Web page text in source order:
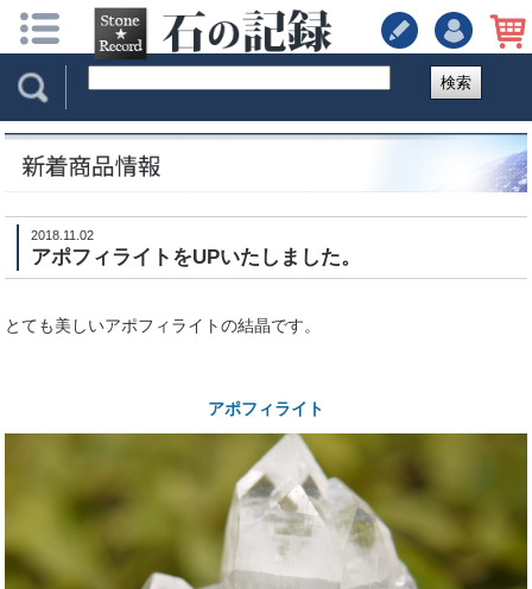
検索
2018.11.02
アポフィライトをUPいたしました。
とても美しいアポフィライトの結晶です。
アポフィライト